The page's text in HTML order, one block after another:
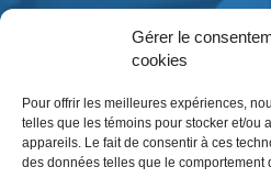
Gérer le
cookies
Pour offrir les meilleures expériences,
telles que les témoins pour stocker et/ou
appareils. Le fait de consentir à ces
des données telles que le comportement